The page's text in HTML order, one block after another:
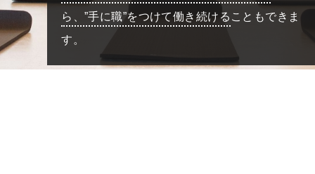
ら、”手に職”をつけて働き続ける こともできま
す。